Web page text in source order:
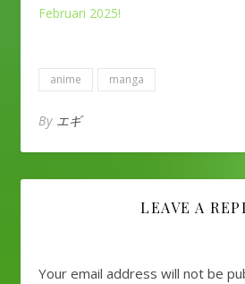
Februari 2025!
anime manga
By エギ
LEAVE A
Your email address will not be